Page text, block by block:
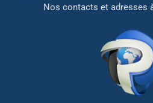
Nos contacts et adresses